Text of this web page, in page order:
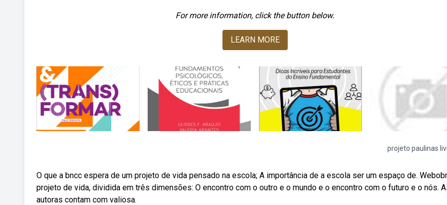
For more information, click the button below.
LEARN MORE
projeto paulinas
O que a bncc espera de um projeto de vida pensado na escola; A importância de a escola ser um espaço de.
projeto de vida, dividida em três dimensões: O encontro com o outro e o mundo e o encontro com o futuro e o nós.
autoras contam com valiosa.